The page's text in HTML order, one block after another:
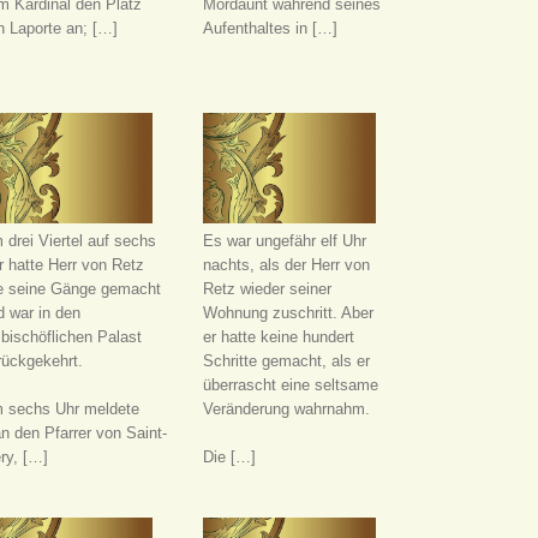
Kardinal den Platz
Laporte an; […]
Mordaunt während seines
Aufenthaltes in […]
drei Viertel auf sechs
hatte Herr von Retz
seine Gänge gemacht
war in den
Palast
sechs Uhr meldete
den Pfarrer von Saint-
[…]
Es war ungefähr elf Uhr
nachts, als der Herr von
Retz wieder seiner
Wohnung zuschritt. Aber
er hatte keine hundert
Schritte gemacht, als er
überrascht eine seltsame
Veränderung wahrnahm.
Die […]